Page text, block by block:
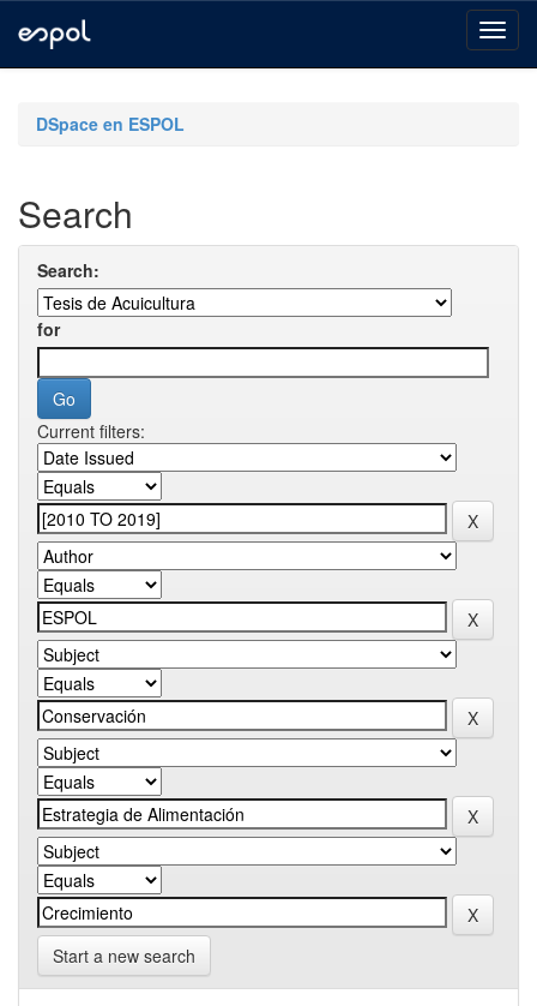
navigationDSpace en ESPOL
Search
Search:
for
Current filters:
Start a new search